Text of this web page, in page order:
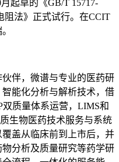
起草的《GB/T 15717-
阻法》正式试行。在CCIT
伴，微谱与专业的医药研
能化分析与解析技术，借
质量体系运营，LIMS和
生物医药技术服务与系统
盖从临床前到上市后，并
分析及质量研究等药学研